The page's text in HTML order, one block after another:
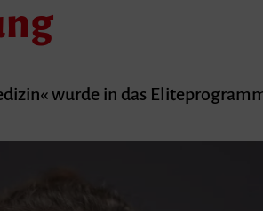
wurde in das